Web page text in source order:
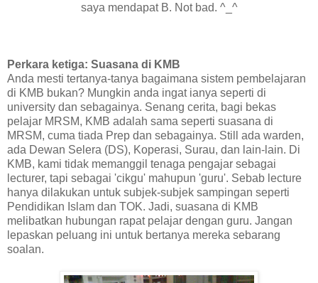
saya mendapat B. Not bad. ^_^
Perkara ketiga: Suasana di KMB
Anda mesti tertanya-tanya bagaimana sistem pembelajaran
di KMB bukan? Mungkin anda ingat ianya seperti di
university dan sebagainya. Senang cerita, bagi bekas
pelajar MRSM, KMB adalah sama seperti suasana di
MRSM, cuma tiada Prep dan sebagainya. Still ada warden,
ada Dewan Selera (DS), Koperasi, Surau, dan lain-lain. Di
KMB, kami tidak memanggil tenaga pengajar sebagai
lecturer, tapi sebagai 'cikgu' mahupun 'guru'. Sebab lecture
hanya dilakukan untuk subjek-subjek sampingan seperti
Pendidikan Islam dan TOK. Jadi, suasana di KMB
melibatkan hubungan rapat pelajar dengan guru. Jangan
lepaskan peluang ini untuk bertanya mereka sebarang
soalan.